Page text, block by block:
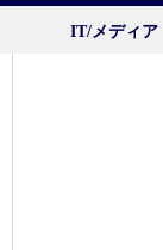
IT/メディア